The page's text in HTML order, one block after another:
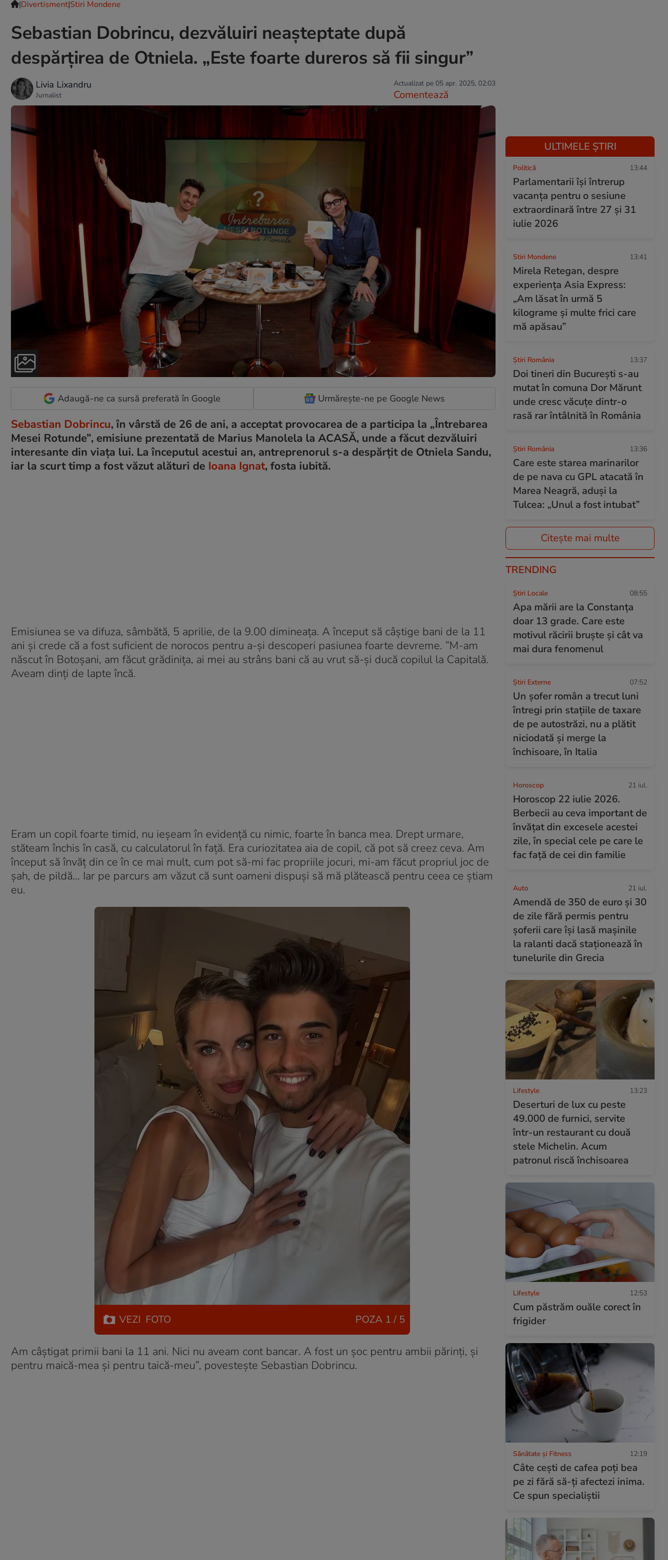
|Divertisment|Stiri Mondene
Sebastian Dobrincu, dezvăluiri neașteptate după
despărțirea de Otniela. „Este foarte dureros să fii singur”
Livia Lixandru
Jurnalist
Actualizat pe 05 apr. 2025, 02:03
Comentează
Adaugă-ne ca sursă preferată în Google Urmărește-ne pe Google News
Sebastian Dobrincu, în vârstă de 26 de ani, a acceptat provocarea de a participa la „Întrebarea
Mesei Rotunde”, emisiune prezentată de Marius Manolela la ACASĂ, unde a făcut dezvăluiri
interesante din viața lui. La începutul acestui an, antreprenorul s-a despărțit de Otniela Sandu,
iar la scurt timp a fost văzut alături de Ioana Ignat, fosta iubită.
Emisiunea se va difuza, sâmbătă, 5 aprilie, de la 9.00 dimineața. A început să câștige bani de la 11
ani și crede că a fost suficient de norocos pentru a-și descoperi pasiunea foarte devreme. ”M-am
născut în Botoșani, am făcut grădinița, ai mei au strâns bani că au vrut să-și ducă copilul la Capitală.
Aveam dinți de lapte încă.
Eram un copil foarte timid, nu ieșeam în evidență cu nimic, foarte în banca mea. Drept urmare,
stăteam închis în casă, cu calculatorul în față. Era curiozitatea aia de copil, că pot să creez ceva. Am
început să învăț din ce în ce mai mult, cum pot să-mi fac propriile jocuri, mi-am făcut propriul joc de
șah, de pildă… Iar pe parcurs am văzut că sunt oameni dispuși să mă plătească pentru ceea ce știam
eu.
VEZI FOTO POZA 1 / 5
Am câștigat primii bani la 11 ani. Nici nu aveam cont bancar. A fost un șoc pentru ambii părinți, și
pentru maică-mea și pentru taică-meu”, povestește Sebastian Dobrincu.
ULTIMELE ȘTIRI
Politică 13:44
Parlamentarii își întrerup
vacanța pentru o sesiune
extraordinară între 27 și 31
iulie 2026
Stiri Mondene 13:41
Mirela Retegan, despre
experiența Asia Express:
„Am lăsat în urmă 5
kilograme și multe frici care
mă apăsau”
Știri România 13:37
Doi tineri din București s-au
mutat în comuna Dor Mărunt
unde cresc văcuțe dintr-o
rasă rar întâlnită în România
Știri România 13:36
Care este starea marinarilor
de pe nava cu GPL atacată în
Marea Neagră, aduși la
Tulcea: „Unul a fost intubat”
Citește mai multe
TRENDING
Știri Locale 08:55
Apa mării are la Constanța
doar 13 grade. Care este
motivul răcirii bruște și cât va
mai dura fenomenul
Știri Externe 07:52
Un șofer român a trecut luni
întregi prin stațiile de taxare
de pe autostrăzi, nu a plătit
niciodată și merge la
închisoare, în Italia
Horoscop 21 iul.
Horoscop 22 iulie 2026.
Berbecii au ceva important de
învățat din excesele acestei
zile, în special cele pe care le
fac față de cei din familie
Auto 21 iul.
Amendă de 350 de euro și 30
de zile fără permis pentru
șoferii care își lasă mașinile
la ralanti dacă staționează în
tunelurile din Grecia
Lifestyle 13:23
Deserturi de lux cu peste
49.000 de furnici, servite
într-un restaurant cu două
stele Michelin. Acum
patronul riscă închisoarea
Lifestyle 12:53
Cum păstrăm ouăle corect în
frigider
Sănătate și Fitness 12:19
Câte cești de cafea poți bea
pe zi fără să-ți afectezi inima.
Ce spun specialiștii